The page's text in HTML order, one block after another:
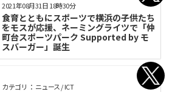
食育とともにスポーツで横浜の子供たち
をモスが応援、ネーミングライツで「仲
町台スポーツパーク Supported by モ
スバーガー」誕生
2021年08月31日 18時30分
カテゴリ： ニュース / ICT